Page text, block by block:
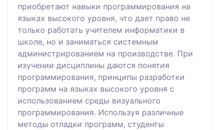
приобретают навыки программирования на
языках высокого уровня, что дает право не
только работать учителем информатики в
школе, но и заниматься системным
администрированием на производстве. При
изучении дисциплины даются понятия
программирования, принципы разработки
программ на языках высокого уровня с
использованием среды визуального
программирования. Используя различные
методы отладки программ, студенты